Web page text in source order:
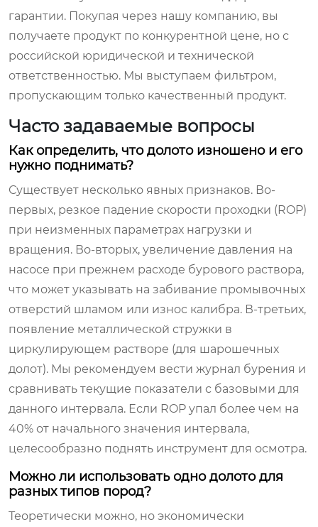
гарантии. Покупая через нашу компанию, вы
получаете продукт по конкурентной цене, но с
российской юридической и технической
ответственностью. Мы выступаем фильтром,
пропускающим только качественный продукт.
Часто задаваемые вопросы
Как определить, что долото изношено и его
нужно поднимать?
Существует несколько явных признаков. Во-
первых, резкое падение скорости проходки (ROP)
при неизменных параметрах нагрузки и
вращения. Во-вторых, увеличение давления на
насосе при прежнем расходе бурового раствора,
что может указывать на забивание промывочных
отверстий шламом или износ калибра. В-третьих,
появление металлической стружки в
циркулирующем растворе (для шарошечных
долот). Мы рекомендуем вести журнал бурения и
сравнивать текущие показатели с базовыми для
данного интервала. Если ROP упал более чем на
40% от начального значения интервала,
целесообразно поднять инструмент для осмотра.
Можно ли использовать одно долото для
разных типов пород?
Теоретически можно, но экономически